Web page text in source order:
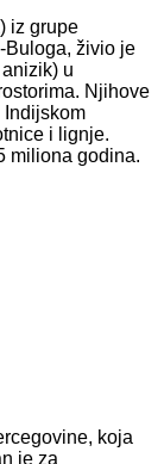
iz grupe
Buloga, živio je
u
Njihove
Indijskom
i lignje.
miliona godina.
koja
je za